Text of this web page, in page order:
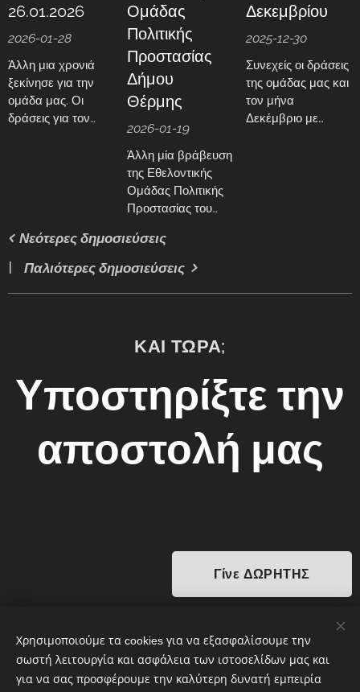
τις 31/10/2025
πραγματοποιούσε
συνεχείς
περιπολίες με
πέντε
οχήματα.Στην
περιοχή μας τη
φετινή αντιπυρική...
26.01.2026
2026-01-28
Άλλη μια χρονιά
ξεκίνησε για την
ομάδα μας. Οι
δράσεις για τον
κάλυψη και
παροχές βοήθειας.
Ομάδας
Πολιτικής
Προστασίας
Δήμου
Θέρμης
2026-01-19
Άλλη μία βράβευση
της Εθελοντικής
Ομάδας Πολιτικής
Προστασίας του
Δεκεμβρίου
2025-12-30
Συνεχείς οι δράσεις
της ομάδας μας και
τον μήνα
Δεκέμβριο με
Νεότερες δημοσιεύσεις
Παλιότερες δημοσιεύσεις
ΚΑΙ ΤΩΡΑ;
Υποστηρίξτε την
αποστολή μας
Γίνε ΔΩΡΗΤΗΣ
Γίνε ΕΘΕΛΟΝΤΗΣ
Χρησιμοποιούμε τα cookies για να εξασφαλίσουμε την
σωστή λειτουργία και ασφάλεια των ιστοσελίδων μας και
για να σας προσφέρουμε την καλύτερη δυνατή εμπειρία